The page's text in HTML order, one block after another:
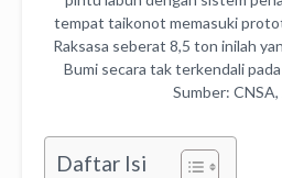
tempat taikonot memasuki
Raksasa seberat 8,5 ton inilah
Bumi secara tak terkendali
Sumber:
Daftar Isi